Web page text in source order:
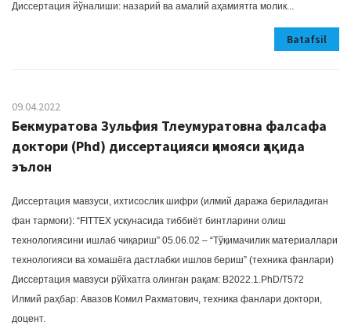
Диссертация йўналиши: назарий ва амалий аҳамиятга молик...
Batafsil
09.04.2022
Бекмуратова Зульфия Тлеумуратовна фалсафа
доктори (Phd) диссертацияси ҳимояси ҳақида
эълон
Диссертация мавзуси, ихтисослик шифри (илмий даража бериладиган
фан тармоғи): “FITTEX ускунасида тиббиёт бинтларини олиш
технологиясини ишлаб чиқариш” 05.06.02 – “Тўқимачилик материаллари
технологияси ва хомашёга дастлабки ишлов бериш” (техника фанлари)
Диссертация мавзуси рўйхатга олинган рақам: B2022.1.PhD/Т572
Илмий раҳбар: Авазов Комил Рахматович, техника фанлари доктори,
доцент.